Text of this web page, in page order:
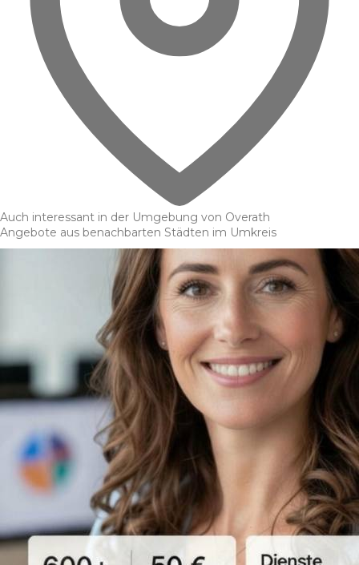
Auch interessant in der Umgebung von Overath
Angebote aus benachbarten Städten im Umkreis